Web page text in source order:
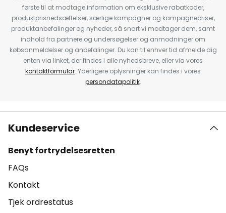
første til at modtage information om eksklusive rabatkoder,
produktprisnedsættelser, særlige kampagner og kampagnepriser,
produktanbefalinger og nyheder, så snart vi modtager dem, samt
indhold fra partnere og undersøgelser og anmodninger om
købsanmeldelser og anbefalinger. Du kan til enhver tid afmelde dig
enten via linket, der findes i alle nyhedsbreve, eller via vores
kontaktformular. Yderligere oplysninger kan findes i vores
persondatapolitik.
Kundeservice
Benyt fortrydelsesretten
FAQs
Kontakt
Tjek ordrestatus